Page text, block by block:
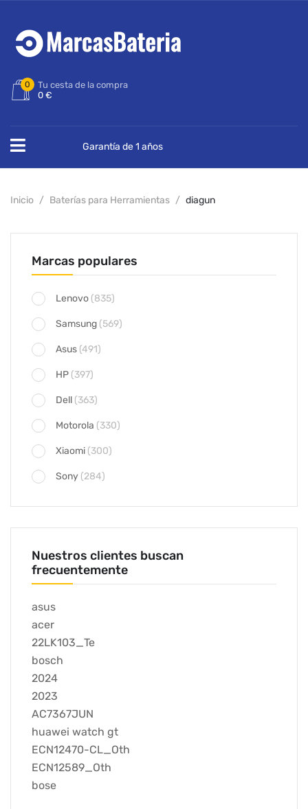
0
Tu cesta de la compra
0 €
Garantía de 1 años
Inicio Baterías para Herramientas diagun
Marcas populares
Lenovo (835)
Samsung (569)
Asus (491)
HP (397)
Dell (363)
Motorola (330)
Xiaomi (300)
Sony (284)
Nuestros clientes buscan
frecuentemente
asus
acer
22LK103_Te
bosch
2024
2023
AC7367JUN
huawei watch gt
ECN12470-CL_Oth
ECN12589_Oth
bose